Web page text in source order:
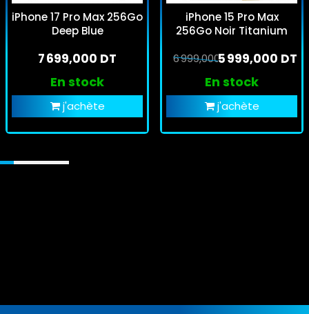
iPhone 17 Pro Max 256Go
Deep Blue
7 699,000 DT
En stock
j'achète
iPhone 15 Pro Max
256Go Noir Titanium
5 999,000 DT
6 999,000 DT
En stock
j'achète